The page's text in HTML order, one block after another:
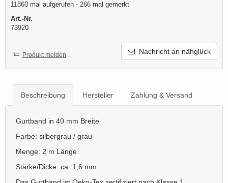
11860 mal aufgerufen - 266 mal gemerkt
Art.-Nr.
73920
Nachricht an nähglück
Produkt melden
Beschreibung Hersteller Zahlung & Versand
Gurtband in 40 mm Breite
Farbe: silbergrau / grau
Menge: 2 m Länge
Stärke/Dicke: ca. 1,6 mm